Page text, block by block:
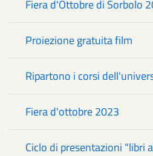
Fiera d'Ottobre di Sorbolo
Proiezione gratuita film
Ripartono i corsi
Fiera d'ottobre 2023
Ciclo di presentazioni "libri